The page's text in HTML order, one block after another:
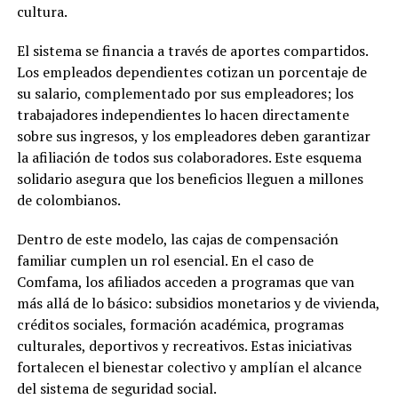
cultura.
El sistema se financia a través de aportes compartidos.
Los empleados dependientes cotizan un porcentaje de
su salario, complementado por sus empleadores; los
trabajadores independientes lo hacen directamente
sobre sus ingresos, y los empleadores deben garantizar
la afiliación de todos sus colaboradores. Este esquema
solidario asegura que los beneficios lleguen a millones
de colombianos.
Dentro de este modelo, las cajas de compensación
familiar cumplen un rol esencial. En el caso de
Comfama, los afiliados acceden a programas que van
más allá de lo básico: subsidios monetarios y de vivienda,
créditos sociales, formación académica, programas
culturales, deportivos y recreativos. Estas iniciativas
fortalecen el bienestar colectivo y amplían el alcance
del sistema de seguridad social.